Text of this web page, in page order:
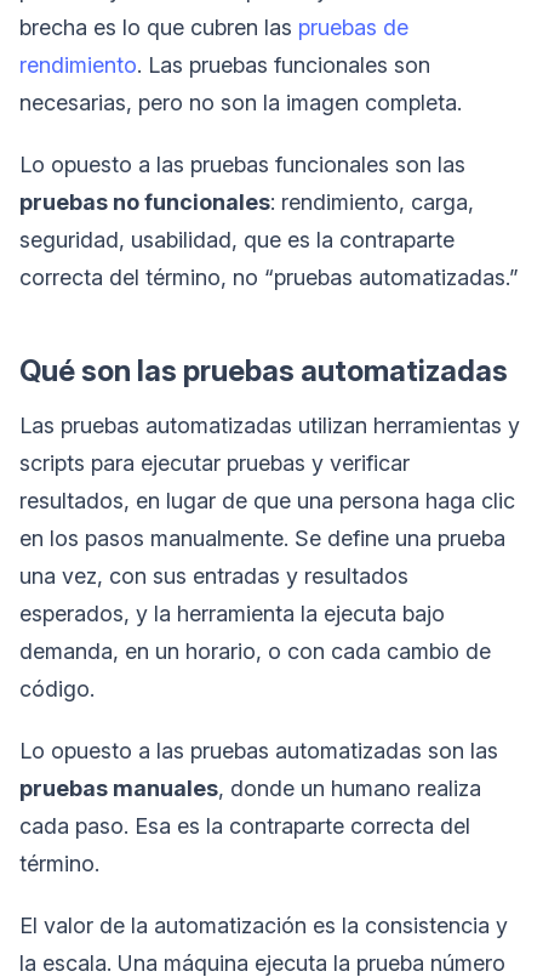
brecha es lo que cubren las pruebas de
rendimiento. Las pruebas funcionales son
necesarias, pero no son la imagen completa.
Lo opuesto a las pruebas funcionales son las
pruebas no funcionales: rendimiento, carga,
seguridad, usabilidad, que es la contraparte
correcta del término, no “pruebas automatizadas.”
Qué son las pruebas automatizadas
Las pruebas automatizadas utilizan herramientas y
scripts para ejecutar pruebas y verificar
resultados, en lugar de que una persona haga clic
en los pasos manualmente. Se define una prueba
una vez, con sus entradas y resultados
esperados, y la herramienta la ejecuta bajo
demanda, en un horario, o con cada cambio de
código.
Lo opuesto a las pruebas automatizadas son las
pruebas manuales, donde un humano realiza
cada paso. Esa es la contraparte correcta del
término.
El valor de la automatización es la consistencia y
la escala. Una máquina ejecuta la prueba número